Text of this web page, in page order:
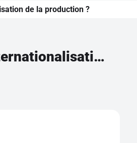
de la production ?
Quels sont les fondements du commerce international et de l'internationalisation de la production ?